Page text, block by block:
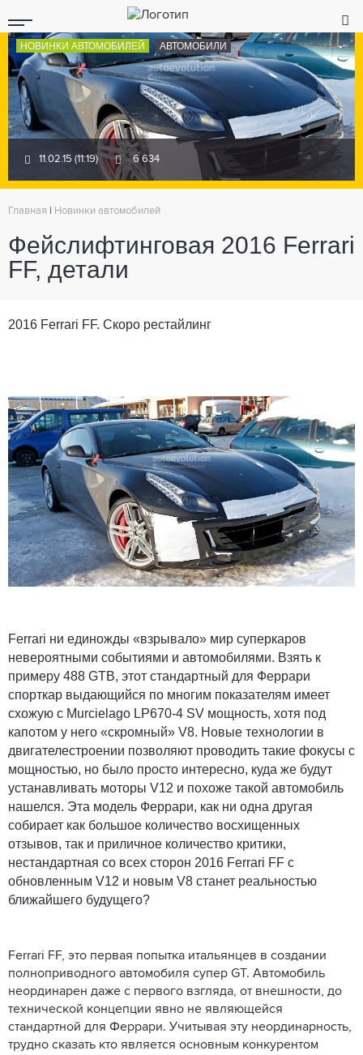
НОВИНКИ АВТОМОБИЛЕЙ АВТОМОБИЛИ
11.02.15 (11:19) 6 634
Главная Новинки автомобилей
Фейслифтинговая 2016 Ferrari
FF, детали
2016 Ferrari FF. Скоро рестайлинг
Ferrari ни единожды «взрывало» мир суперкаров
невероятными событиями и автомобилями. Взять к
примеру 488 GTB, этот стандартный для Феррари
спорткар выдающийся по многим показателям имеет
схожую с Murcielago LP670-4 SV мощность, хотя под
капотом у него «скромный» V8. Новые технологии в
двигателестроении позволяют проводить такие фокусы с
мощностью, но было просто интересно, куда же будут
устанавливать моторы V12 и похоже такой автомобиль
нашелся. Эта модель Феррари, как ни одна другая
собирает как большое количество восхищенных
отзывов, так и приличное количество критики,
нестандартная со всех сторон 2016 Ferrari FF с
обновленным V12 и новым V8 станет реальностью
ближайшего будущего?
Ferrari FF, это первая попытка итальянцев в создании
полноприводного автомобиля супер GT. Автомобиль
неординарен даже с первого взгляда, от внешности, до
технической концепции явно не являющейся
стандартной для Феррари. Учитывая эту неординарность,
трудно сказать кто является основным конкурентом